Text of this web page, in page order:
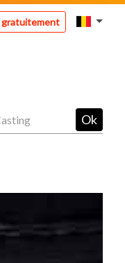
gratuitement
Ok